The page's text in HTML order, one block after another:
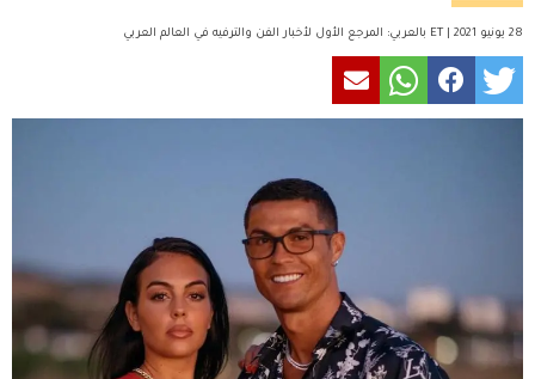
28 يونيو 2021 | ET بالعربي: المرجع الأول لأخبار الفن والترفيه في العالم العربي